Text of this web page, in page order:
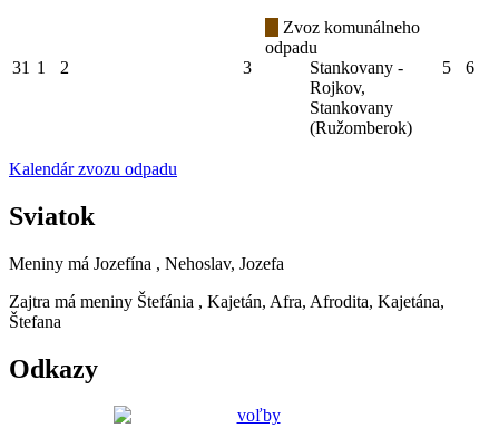
31 1 2 3
Zvoz komunálneho
odpadu
Stankovany -
Rojkov,
Stankovany
(Ružomberok)
5 6
Kalendár zvozu odpadu
Sviatok
Meniny má Jozefína , Nehoslav, Jozefa
Zajtra má meniny Štefánia , Kajetán, Afra, Afrodita, Kajetána,
Štefana
Odkazy